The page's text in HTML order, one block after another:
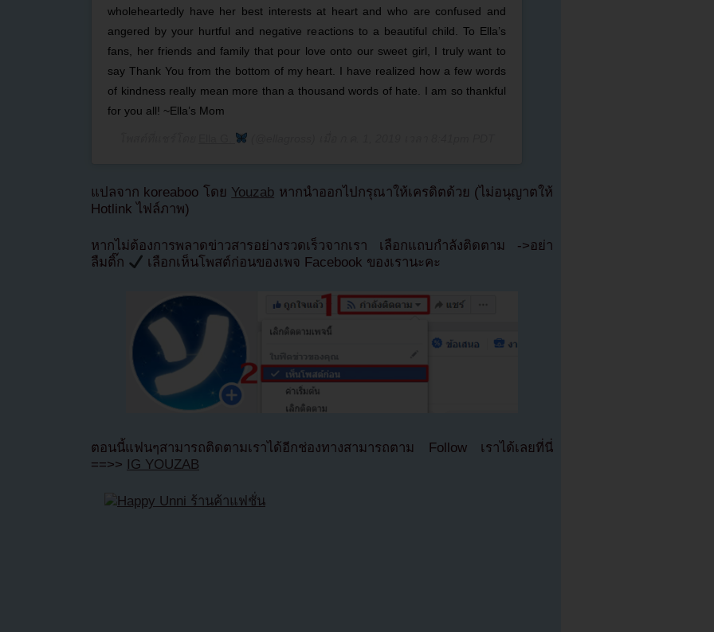
wholeheartedly have her best interests at heart and who are confused and
angered by your hurtful and negative reactions to a beautiful child. To Ella’s
fans, her friends and family that pour love onto our sweet girl, I truly want to
say Thank You from the bottom of my heart. I have realized how a few words
of kindness really mean more than a thousand words of hate. I am so thankful
for you all! ~Ella’s Mom
แปลจาก koreaboo โดย Youzab หากนำออกไปกรุณาให้เครดิตด้วย (ไม่อนุญาตให้
Hotlink ไฟล์ภาพ)
หากไม่ต้องการพลาดข่าวสารอย่างรวดเร็วจากเรา เลือกแถบกำลังติดตาม ->อย่า
ลืมติ๊ก
เลือกเห็นโพสต์ก่อนของเพจ Facebook ของเรานะคะ
ตอนนี้แฟนๆสามารถติดตามเราได้อีกช่องทางสามารถตาม Follow เราได้เลยที่นี่
==>> IG YOUZAB